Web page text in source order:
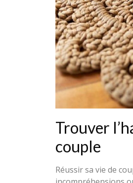
Trouver
couple
Réussir sa vie de